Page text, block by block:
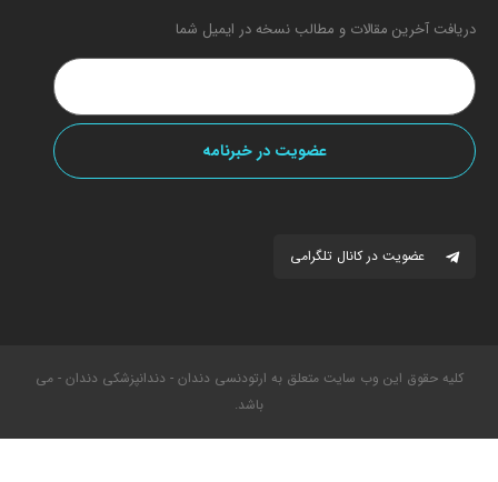
دریافت آخرین مقالات و مطالب نسخه در ایمیل شما
عضویت در کانال تلگرامی
کلیه حقوق این وب سایت متعلق به ارتودنسی دندان - دندانپزشکی دندان - می
باشد.